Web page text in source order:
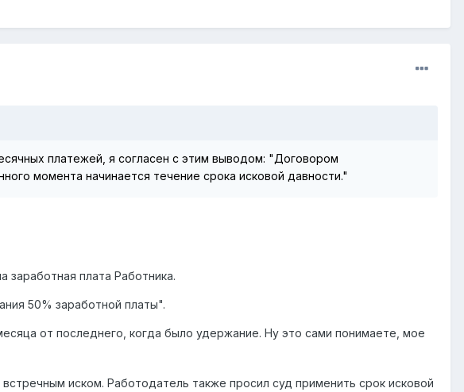
платежей, я согласен с этим выводом: "Договором
момента начинается течение срока исковой давности."
плата Работника.
50% заработной платы".
от последнего, когда было удержание. Ну это сами понимаете, мое
иском. Работодатель также просил суд применить срок исковой